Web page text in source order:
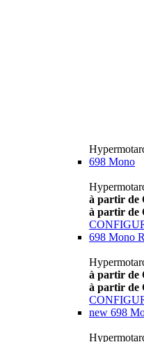
698 Mono
à partir de
à partir de
698 Mono
à partir de
à partir de
new 698